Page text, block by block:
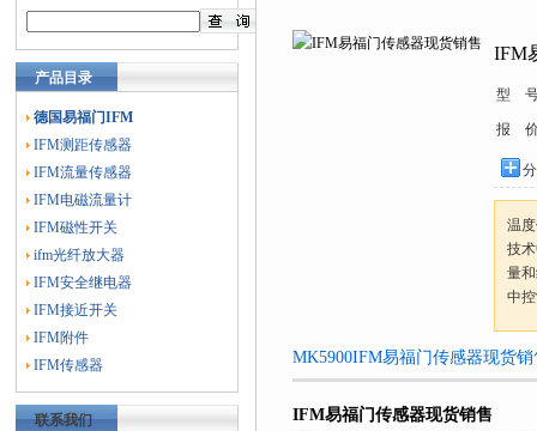
产品目录
德国易福门IFM
IFM测距传感器
IFM流量传感器
IFM电磁流量计
IFM磁性开关
ifm光纤放大器
IFM安全继电器
IFM接近开关
IFM附件
IFM传感器
联系我们
IFM
型
报
温
技
量
中
MK5900IFM易福门传感器现货
IFM易福门传感器现货销售